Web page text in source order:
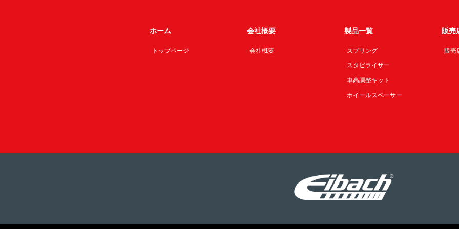
ホーム
トップページ
会社概要
会社概要
製品一覧
スプリング
スタビライザー
車高調整キット
ホイールスペーサー
販売
販売